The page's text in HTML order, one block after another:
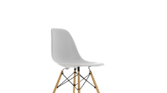
Sideboards & Kommoden
TV Möbel